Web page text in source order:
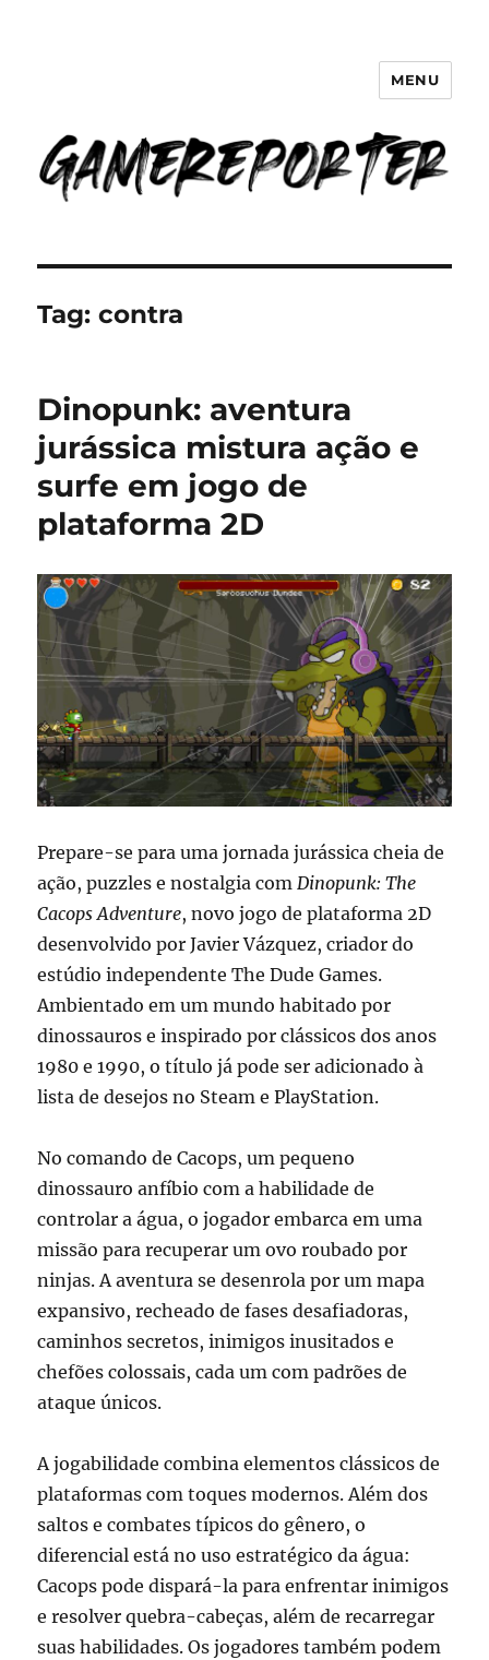
GameReporter | Cultura Gamer
MENU
Tag:contra
Dinopunk: aventura
jurássica mistura ação e
surfe em jogo de
plataforma 2D
Prepare-se para uma jornada jurássica cheia de
ação, puzzles e nostalgia comDinopunk: The
Cacops Adventure, novo jogo de plataforma 2D
desenvolvido por Javier Vázquez, criador do
estúdio independente The Dude Games.
Ambientado em um mundo habitado por
dinossauros e inspirado por clássicos dos anos
1980 e 1990, o título já pode ser adicionado à
lista de desejos no Steam e PlayStation.
No comando de Cacops, um pequeno
dinossauro anfíbio com a habilidade de
controlar a água, o jogador embarca em uma
missão para recuperar um ovo roubado por
ninjas. A aventura se desenrola por um mapa
expansivo, recheado de fases desafiadoras,
caminhos secretos, inimigos inusitados e
chefões colossais, cada um com padrões de
ataque únicos.
A jogabilidade combina elementos clássicos de
plataformas com toques modernos. Além dos
saltos e combates típicos do gênero, o
diferencial está no uso estratégico da água:
Cacops pode dispará-la para enfrentar inimigos
e resolver quebra-cabeças, além de recarregar
suas habilidades. Os jogadores também podem